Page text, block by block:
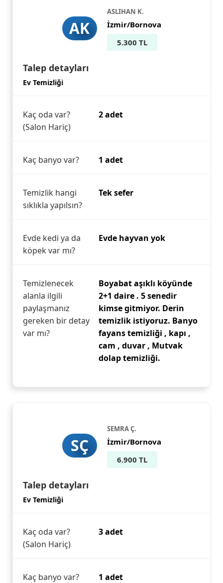
AK
ASLIHAN K.
İzmir/Bornova
5.300 TL
Talep detayları
Ev Temizliği
Kaç oda var?
(Salon Hariç)
2 adet
Kaç banyo var? 1 adet
Temizlik hangi
sıklıkla yapılsın?
Tek sefer
Evde kedi ya da
köpek var mı?
Evde hayvan yok
Temizlenecek
alanla ilgili
paylaşmanız
gereken bir detay
var mı?
Boyabat aşıklı köyünde
2+1 daire . 5 senedir
kimse gitmiyor. Derin
temizlik istiyoruz. Banyo
fayans temizliği , kapı ,
cam , duvar , Mutvak
dolap temizliği.
SÇ
SEMRA Ç.
İzmir/Bornova
6.900 TL
Talep detayları
Ev Temizliği
Kaç oda var?
(Salon Hariç)
3 adet
Kaç banyo var? 1 adet